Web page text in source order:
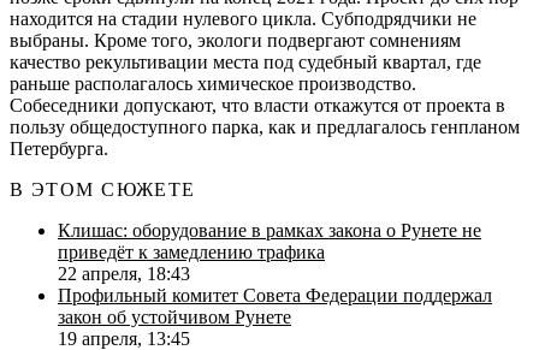
находится на стадии нулевого цикла. Субподрядчики не
выбраны. Кроме того, экологи подвергают сомнениям
качество рекультивации места под судебный квартал, где
раньше располагалось химическое производство.
Собеседники допускают, что власти откажутся от проекта в
пользу общедоступного парка, как и предлагалось генпланом
Петербурга.
В ЭТОМ СЮЖЕТЕ
Клишас: оборудование в рамках закона о Рунете не
приведёт к замедлению трафика
22 апреля, 18:43
Профильный комитет Совета Федерации поддержал
закон об устойчивом Рунете
19 апреля, 13:45